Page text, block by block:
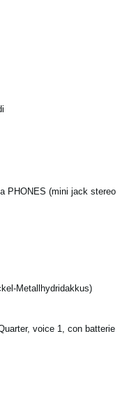
PHONES (mini jack stereo
Metallhydridakkus)
voice 1, con batterie